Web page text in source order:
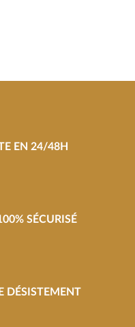
EN 24/48H
SÉCURISÉ
DÉSISTEMENT